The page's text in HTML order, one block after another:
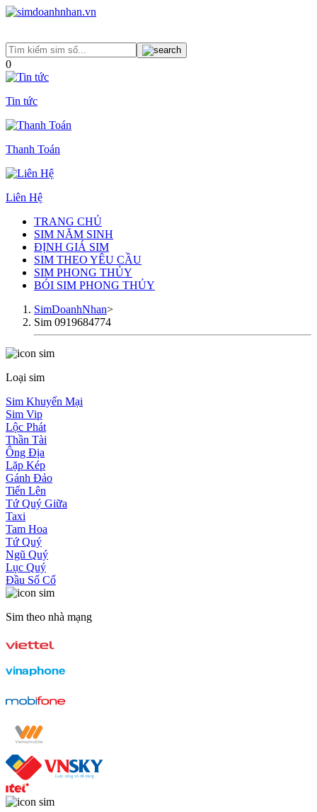
0
Tin tức
Thanh Toán
Liên Hệ
TRANG CHỦ
SIM NĂM SINH
ĐỊNH GIÁ SIM
SIM THEO YÊU CẦU
SIM PHONG THỦY
BÓI SIM PHONG THỦY
SimDoanhNhan>
Sim 0919684774
Loại sim
Sim Khuyến Mại
Sim Vip
Lộc Phát
Thần Tài
Ông Địa
Lặp Kép
Gánh Đảo
Tiến Lên
Tứ Quý Giữa
Taxi
Tam Hoa
Tứ Quý
Ngũ Quý
Lục Quý
Đầu Số Cổ
Sim theo nhà mạng